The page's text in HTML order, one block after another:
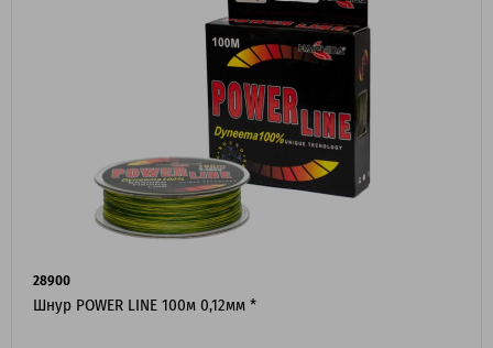
28900
Шнур POWER LINE 100м 0,12мм *